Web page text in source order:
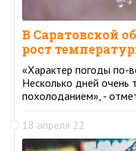
В Саратовской
рост
«Характер погоды по-
Несколько дней очень
похолоданием», -
18 апреля 22